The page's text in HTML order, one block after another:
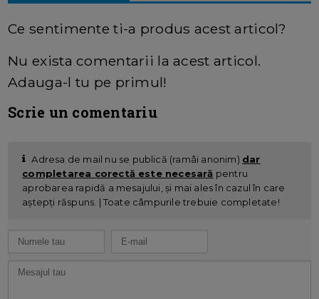
Ce sentimente ti-a produs acest articol?
Nu exista comentarii la acest articol.
Adauga-l tu pe primul!
Scrie un comentariu
Adresa de mail nu se publică (ramâi anonim) dar
completarea corectă este necesară pentru
aprobarea rapidă a mesajului, și mai ales în cazul în care
aștepți răspuns. | Toate câmpurile trebuie completate!